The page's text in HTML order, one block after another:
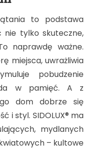
to podstawa
nie tylko skuteczne,
naprawdę ważne.
miejsca, uwrażliwia
pobudzenie
w pamięć. A z
dom dobrze się
i styl. SIDOLUX® ma
mydlanych
– kultowe